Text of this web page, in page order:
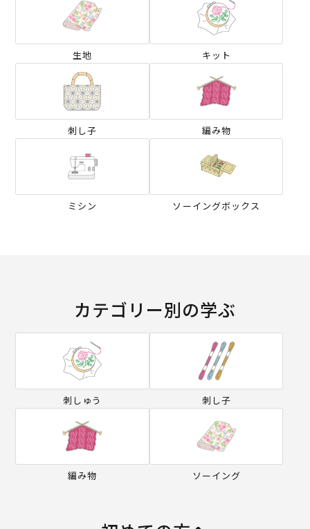
生地 キット
刺し子 編み物
ミシン ソーイングボックス
カテゴリー別の学ぶ
刺しゅう 刺し子
編み物 ソーイング